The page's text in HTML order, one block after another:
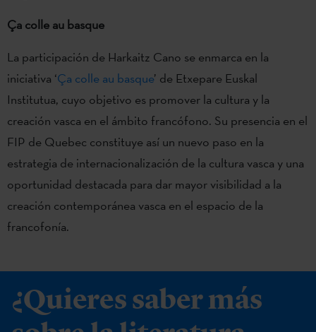
Ça colle au basque
La participación de Harkaitz Cano se enmarca en la
iniciativa ‘Ça colle au basque’ de Etxepare Euskal
Institutua, cuyo objetivo es promover la cultura y la
creación vasca en el ámbito francófono. Su presencia en el
FIP de Quebec constituye así un nuevo paso en la
estrategia de internacionalización de la cultura vasca y una
oportunidad destacada para dar mayor visibilidad a la
creación contemporánea vasca en el espacio de la
francofonía.
¿Quieres saber más